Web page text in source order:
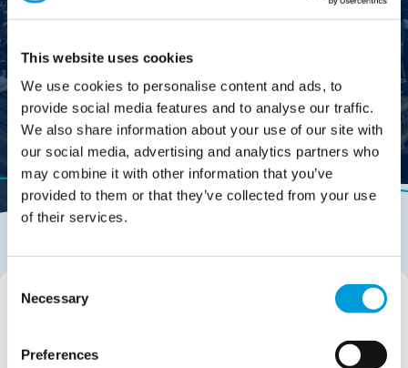
This website uses cookies
We use cookies to personalise content and ads, to
provide social media features and to analyse our traffic.
We also share information about your use of our site with
our social media, advertising and analytics partners who
may combine it with other information that you’ve
provided to them or that they’ve collected from your use
of their services.
Selection
Necessary
Preferences
Descargar
Independientemente del tipo de proyecto,